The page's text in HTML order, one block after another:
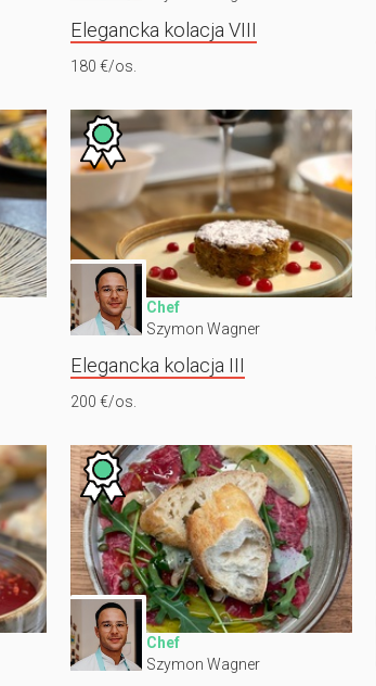
Elegancka kolacja VIII
180 €/os.
Chef
Szymon Wagner
Elegancka kolacja III
200 €/os.
Chef
Szymon Wagner